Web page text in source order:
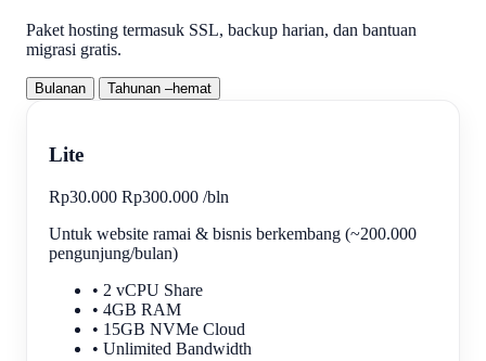
Paket hosting termasuk SSL, backup harian, dan bantuan
migrasi gratis.
Bulanan Tahunan –hemat
Lite
Rp30.000 Rp300.000 /bln
Untuk website ramai & bisnis berkembang (~200.000
pengunjung/bulan)
• 2 vCPU Share
• 4GB RAM
• 15GB NVMe Cloud
• Unlimited Bandwidth